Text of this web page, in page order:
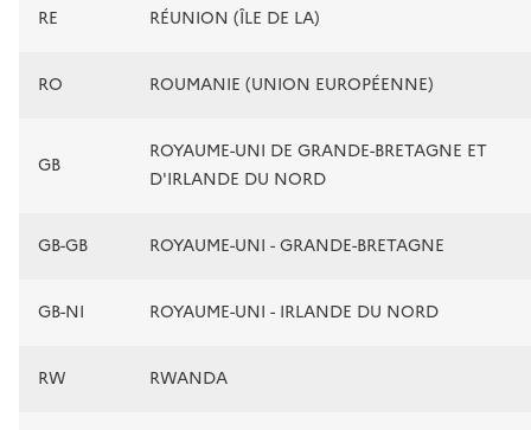
RE RÉUNION (ÎLE DE LA)
RO ROUMANIE (UNION EUROPÉENNE)
GB
ROYAUME-UNI DE GRANDE-BRETAGNE ET
D'IRLANDE DU NORD
GB-GB ROYAUME-UNI - GRANDE-BRETAGNE
GB-NI ROYAUME-UNI - IRLANDE DU NORD
RW RWANDA